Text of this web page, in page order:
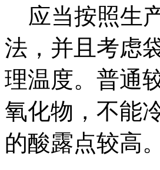
应当按照生
法，并且考虑
理温度。普通
氧化物，不能
的酸露点较高。